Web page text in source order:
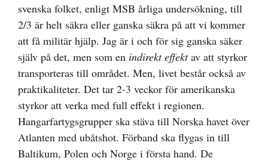
svenska folket, enligt MSB årliga undersökning, till
2/3 är helt säkra eller ganska säkra på att vi kommer
att få militär hjälp. Jag är i och för sig ganska säker
själv på det, men som en indirekt effektav att styrkor
transporteras till området. Men, livet består också av
praktikaliteter. Det tar 2-3 veckor för amerikanska
styrkor att verka med full effekt i regionen.
Hangarfartygsgrupper ska stäva till Norska havet över
Atlanten med ubåtshot. Förband ska flygas in till
Baltikum, Polen och Norge i första hand. De